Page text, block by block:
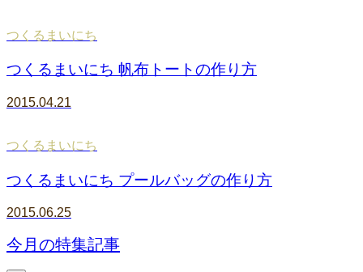
つくるまいにち
つくるまいにち 帆布トートの作り方
2015.04.21
つくるまいにち
つくるまいにち プールバッグの作り方
2015.06.25
今月の特集記事